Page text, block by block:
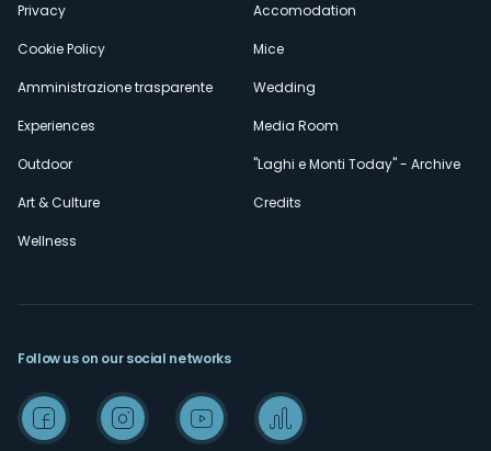
Privacy
Cookie Policy
Amministrazione trasparente
Experiences
Outdoor
Art & Culture
Wellness
Accomodation
Mice
Wedding
Media Room
"Laghi e Monti Today" - Archive
Credits
Follow us on our social networks